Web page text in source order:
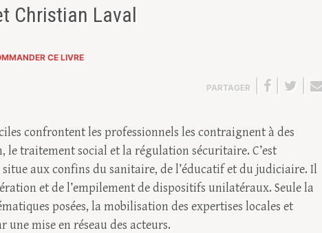
Christian Laval
CE LIVRE
PARTAGER
confrontent les professionnels les contraignent à des
traitement social et la régulation sécuritaire. C’est
aux confins du sanitaire, de l’éducatif et du judiciaire. Il
et de l’empilement de dispositifs unilatéraux. Seule la
posées, la mobilisation des expertises locales et
mise en réseau des acteurs.